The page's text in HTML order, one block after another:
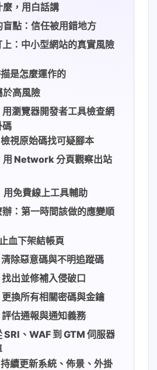
麼，用白話講
盲點：信任被用錯地方
：中小型網站的真實風險
是怎麼運作的
於高風險
瀏覽器開發者工具檢查網
碼
視原始碼找可疑腳本
用 Network 分頁觀察出站
用免費線上工具輔助
：第一時間該做的應變順
血下架結帳頁
除惡意碼與不明追蹤碼
出並修補入侵破口
換所有相關密碼與金鑰
估通報與通知義務
SRI、WAF 到 GTM 伺服器
續更新系統、佈景、外掛